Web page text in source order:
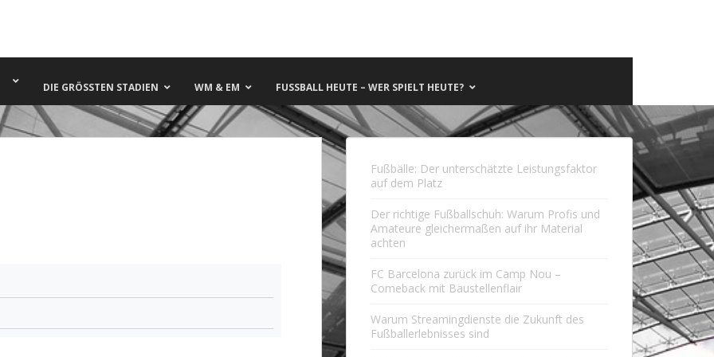
DIE GRÖSSTEN STADIEN WM & EM FUSSBALL HEUTE – WER SPIELT HEUTE?
Fußbälle: Der unterschätzte Leistungsfaktor
auf dem Platz
Der richtige Fußballschuh: Warum Profis und
Amateure gleichermaßen auf ihr Material
achten
FC Barcelona zurück im Camp Nou –
Comeback mit Baustellenflair
Warum Streamingdienste die Zukunft des
Fußballerlebnisses sind